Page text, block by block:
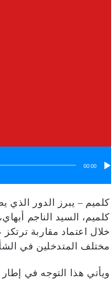
00:00
كلميم – يبرز الدور الذي
كلميم، السيد الناجم
خلال اعتماد مقاربة
مختلف المتدخلين في
ويأتي هذا التوجه في إطار